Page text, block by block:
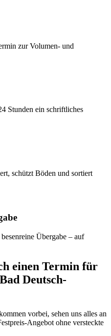
zur Volumen- und
Stunden ein schriftliches
schützt Böden und sortiert
Übergabe – auf
einen Termin für
Bad Deutsch-
vorbei, sehen uns alles an
Angebot ohne versteckte